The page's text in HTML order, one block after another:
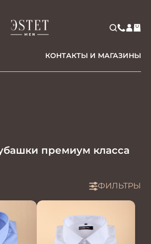
КОНТАКТЫ И МАГАЗИНЫ
премиум класса
ФИЛЬТРЫ